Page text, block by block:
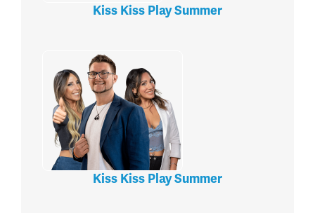
Kiss Kiss Play Summer
Kiss Kiss Play Summer